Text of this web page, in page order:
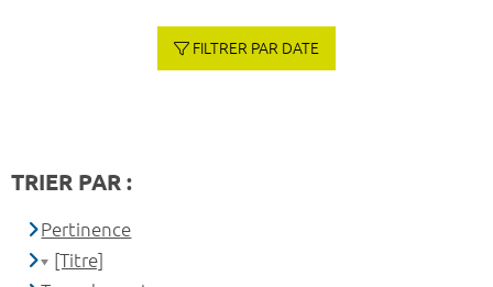
FILTRER PAR DATE
TRIER PAR :
Pertinence
[Titre]